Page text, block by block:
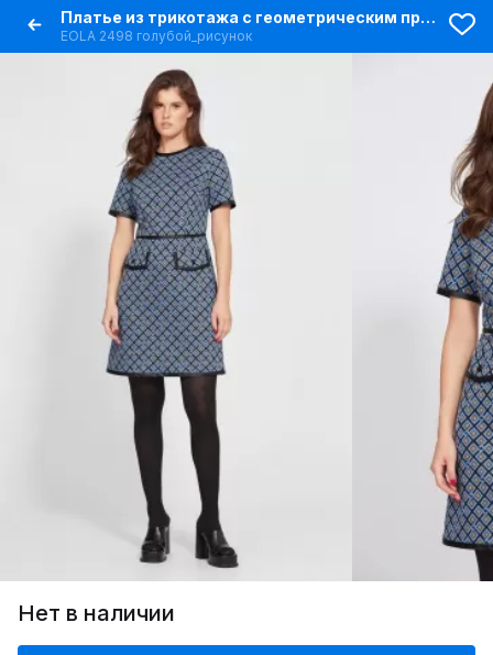
Платье из трикотажа с геометрическим принтом, выше колена
EOLA 2498 голубой_рисунок
Нет в наличии